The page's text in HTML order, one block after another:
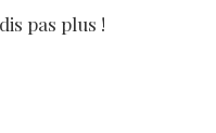
pas plus !